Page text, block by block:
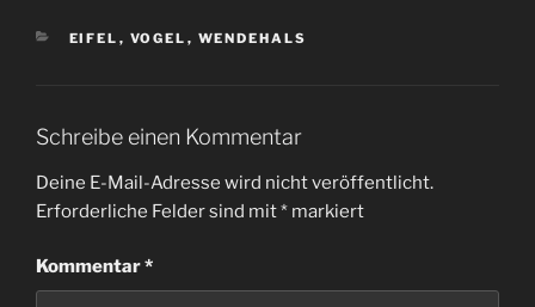
KATEGORIEN
EIFEL , VOGEL , WENDEHALS
Schreibe einen Kommentar
Deine E-Mail-Adresse wird nicht veröffentlicht.
Erforderliche Felder sind mit* markiert
Kommentar*